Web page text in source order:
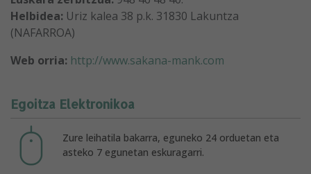
Helbidea: Uriz kalea 38 p.k. 31830 Lakuntza
(NAFARROA)
Web orria: http://www.sakana-mank.com
Egoitza Elektronikoa
Zure leihatila bakarra, eguneko 24 orduetan eta
asteko 7 egunetan eskuragarri.